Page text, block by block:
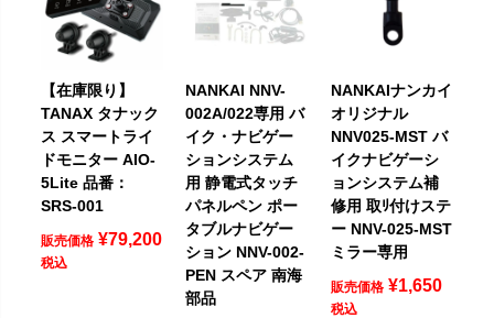
【在庫限り】
TANAX タナック
ス スマートライ
ドモニター AIO-
5Lite 品番：
SRS-001
販売価格 ¥79,200
税込
NANKAI NNV-
002A/022専用 バ
イク・ナビゲー
ションシステム
用 静電式タッチ
パネルペン ポー
タブルナビゲー
ション NNV-002-
PEN スペア 南海
部品
NANKAIナンカイ
オリジナル
NNV025-MST バ
イクナビゲーシ
ョンシステム補
修用 取ﾘ付けステ
ー NNV-025-MST
ミラー専用
販売価格 ¥1,650
税込